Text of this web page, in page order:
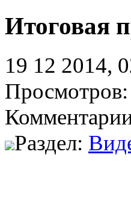
Итоговая
19 12 2014,
Раздел: